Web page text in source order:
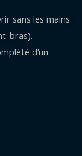
sans les mains
bras).
d’un